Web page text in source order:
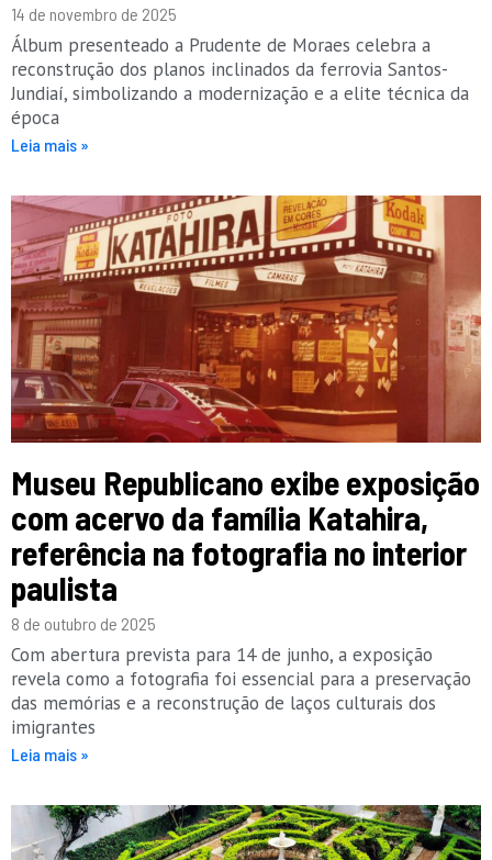
14 de novembro de 2025
Álbum presenteado a Prudente de Moraes celebra a
reconstrução dos planos inclinados da ferrovia Santos-
Jundiaí, simbolizando a modernização e a elite técnica da
época
Leia mais »
Museu Republicano exibe exposição
com acervo da família Katahira,
referência na fotografia no interior
paulista
8 de outubro de 2025
Com abertura prevista para 14 de junho, a exposição
revela como a fotografia foi essencial para a preservação
das memórias e a reconstrução de laços culturais dos
imigrantes
Leia mais »